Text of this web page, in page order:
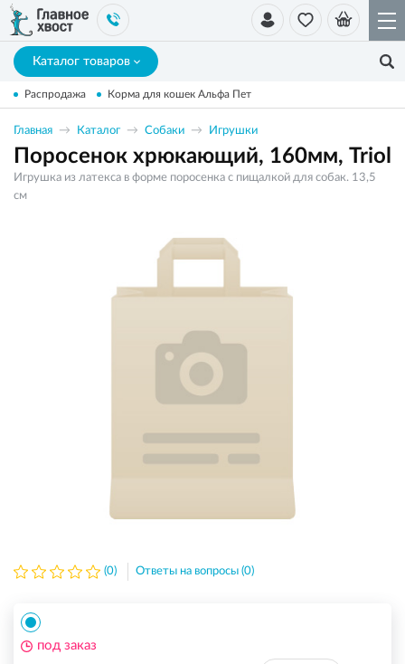
Каталог товаров
Распродажа Корма для кошек Альфа Пет
Главная Каталог Собаки Игрушки
Поросенок хрюкающий, 160мм, Triol
Игрушка из латекса в форме поросенка с пищалкой для собак. 13,5
см
(0) Ответы на вопросы (0)
под заказ